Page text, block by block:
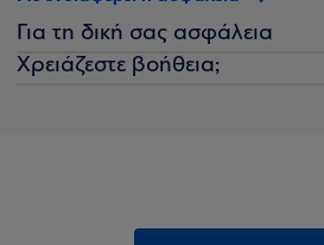
Για τη δική σας ασφάλεια
Χρειάζεστε βοήθεια;